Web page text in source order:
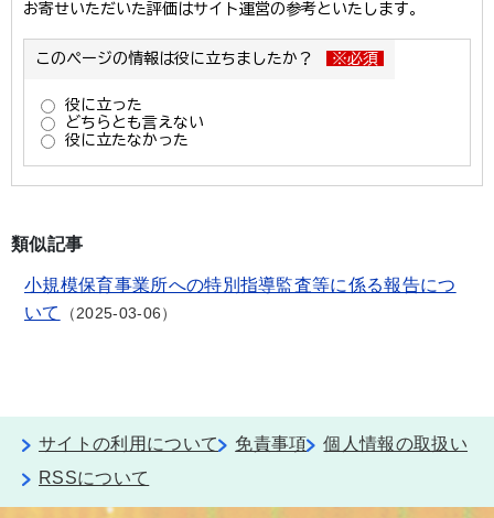
類似記事
小規模保育事業所への特別指導監査等に係る報告につ
いて
2025-03-06
サイトの利用について 免責事項
個人情報の取扱い
RSSについて